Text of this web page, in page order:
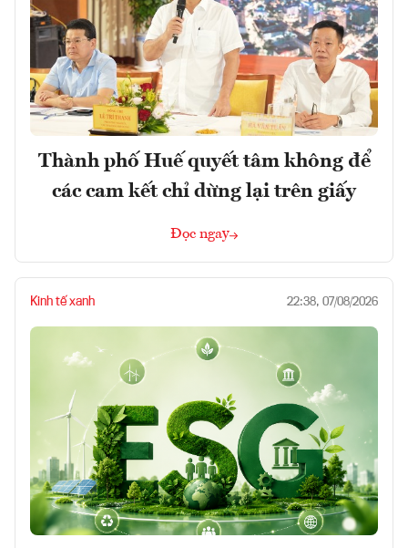
Thành phố Huế quyết tâm không để
các cam kết chỉ dừng lại trên giấy
Đọc ngay
Kinh tế xanh 22:38, 07/08/2026